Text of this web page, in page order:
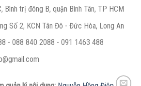
Bình trị đông B, quận Bình Tân, TP HCM
Số 2, KCN Tân Đô - Đức Hòa, Long An
- 088 840 2088 - 091 1463 488